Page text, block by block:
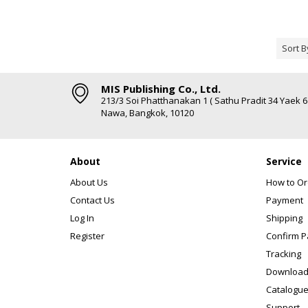
Sort
MIS Publishing Co., Ltd.
213/3 Soi Phatthanakan 1 ( Sathu Pradit 34 Yaek
Nawa, Bangkok, 10120
About
About Us
Contact Us
Log In
Register
Service
How to
Payment
Shipping
Confirm
Tracking